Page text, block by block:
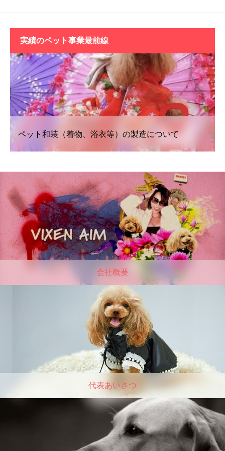
実績のペット事業最前線
ペット和装（着物、浴衣等）の製造について
会社概要
代表あいさつ